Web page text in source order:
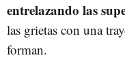
entrelazando las
las grietas con una
forman.